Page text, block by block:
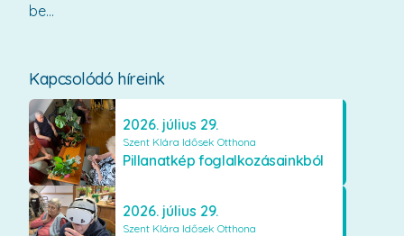
Kapcsolódó híreink
2026. július 29.
Szent Klára Idősek Otthona
Pillanatkép foglalkozásainkból
2026. július 29.
Szent Klára Idősek Otthona
be...